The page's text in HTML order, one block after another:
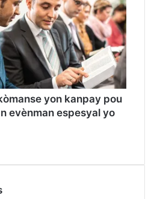
yon kanpay pou
evènman espesyal yo